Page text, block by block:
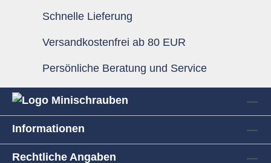
Schnelle Lieferung
Versandkostenfrei ab 80 EUR
Persönliche Beratung und Service
Informationen
Rechtliche Angaben